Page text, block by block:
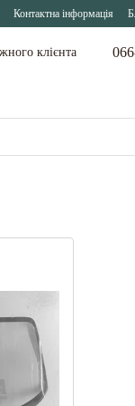
Контактна інформація
клієнта